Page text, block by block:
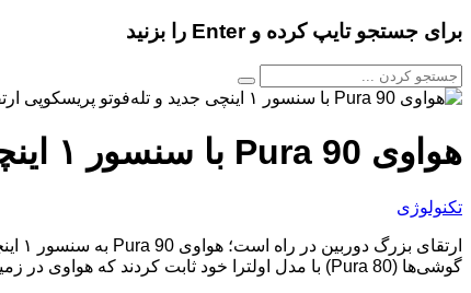
برای جستجو تایپ کرده و Enter را بزنید
هواوی Pura 90 با سنسور ۱ اینچی جدید و تله‌فوتو پریسکوپی ارتقایافته می‌آید
تکنولوژی
گوشی‌ها (Pura 80) با مدل اولترا خود ثابت کردند که هواوی در زمینه دوربین رقیب نمی‌طلبد، اما حالا شایعات […]